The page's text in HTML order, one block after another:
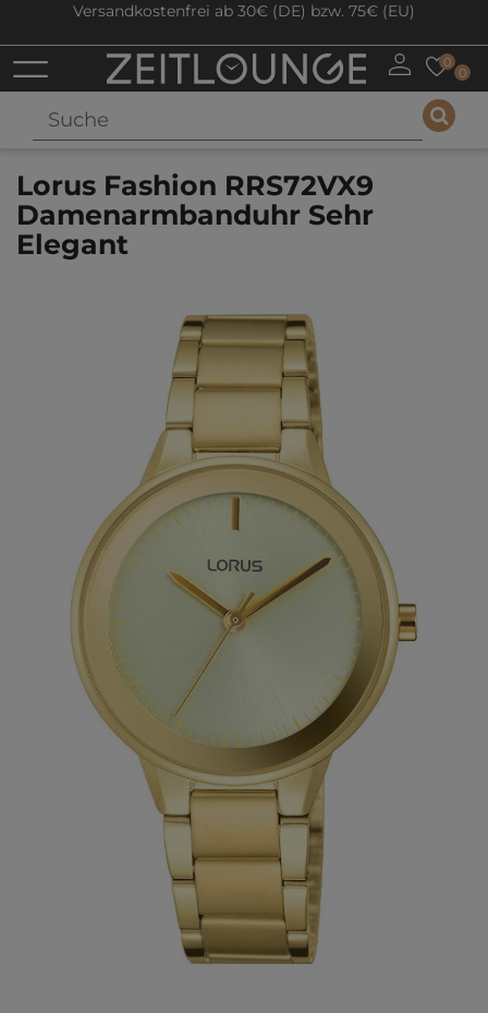
Versandkostenfrei ab 30€ (DE) bzw. 75€ (EU)
0
0
Lorus Fashion RRS72VX9
Damenarmbanduhr Sehr
Elegant